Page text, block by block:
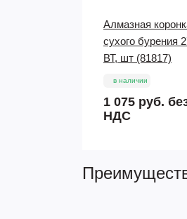
Алмазная
сухого бурения
ВТ, шт (81817)
в наличии
1 075 руб.
НДС